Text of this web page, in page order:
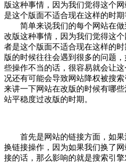
版这种事情，因为我们觉得这个
是这个版面不适合现在这样的时
简单来说我们的每个网站在做
改版这种事情，因为我们觉得这
者是这个版面不适合现在这样的
版的时候往往会遇到很多的问题
些操作不当的话，很容易就会让
况还有可能会导致网站降权被搜
来讲一下网站在改版的时候有哪
站平稳度过改版的时期。
首先是网站的链接方面，如果
换链接操作，因为如果我们换了
接的话，那么影响的就是搜索引